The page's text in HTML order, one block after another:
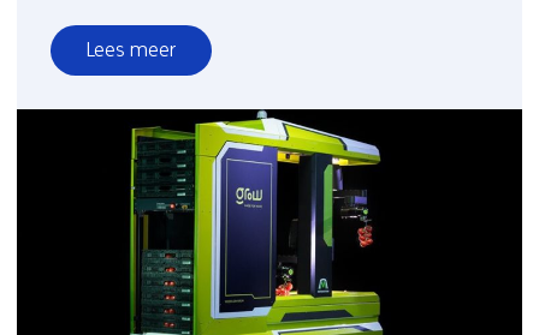
Lees meer
over
Advanced
Computing
Engineering